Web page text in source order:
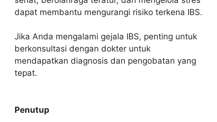
dapat membantu mengurangi risiko terkena IBS.
Jika Anda mengalami gejala IBS, penting untuk
berkonsultasi dengan dokter untuk
mendapatkan diagnosis dan pengobatan yang
tepat.
Penutup